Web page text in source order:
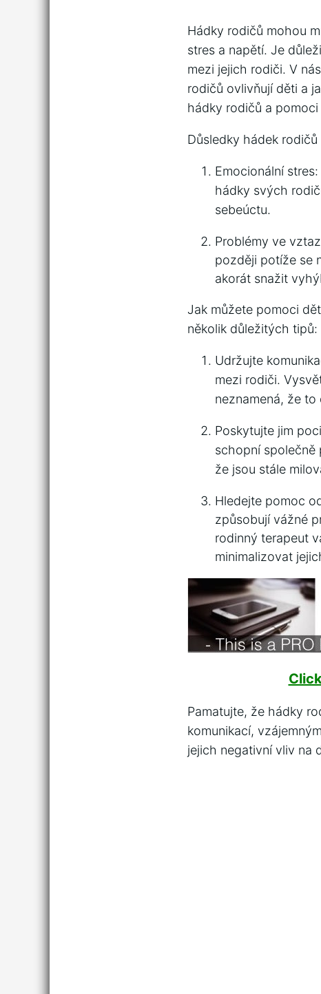
Hádky rodičů mohou
stres a⁢ napětí.⁢ Je
mezi jejich‍ rodiči. V
rodičů ovlivňují děti a
hádky ⁢rodičů a
Důsledky hádek⁣
Emocionální
hádky svých‌
sebeúctu.
Problémy ve
později‍ potíže se
akorát snažit​
Jak můžete pomoci
několik důležitých tipů:
Udržujte
mezi rodiči.
neznamená, že
Poskytujte jim
schopní společně
že jsou stále
Hledejte pomoc⁣
způsobují vážné
rodinný terapeut
minimalizovat
Pamatujte, že hádky
komunikací,
jejich negativní vliv na